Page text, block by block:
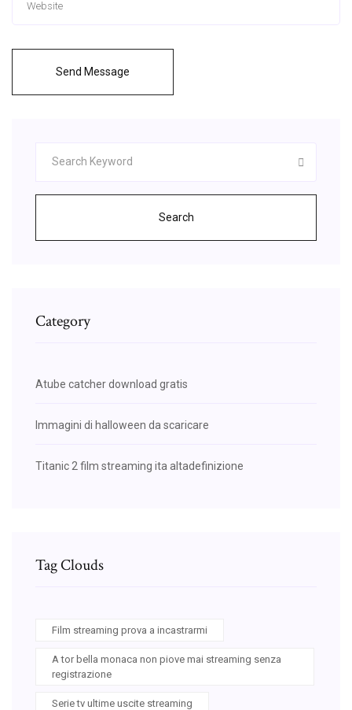
Send Message
Search
Category
Atube catcher download gratis
Immagini di halloween da scaricare
Titanic 2 film streaming ita altadefinizione
Tag Clouds
Film streaming prova a incastrarmi
A tor bella monaca non piove mai streaming senza
registrazione
Serie tv ultime uscite streaming